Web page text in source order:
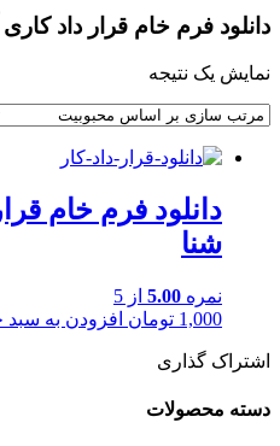
دانلود فرم خام قرار داد
نمایش یک نتیجه
دانلود فرم خام
شنا
نمره 5.00 از 5
1,000 تومان افزودن به سبد
اشتراک گذاری
دسته محصولات